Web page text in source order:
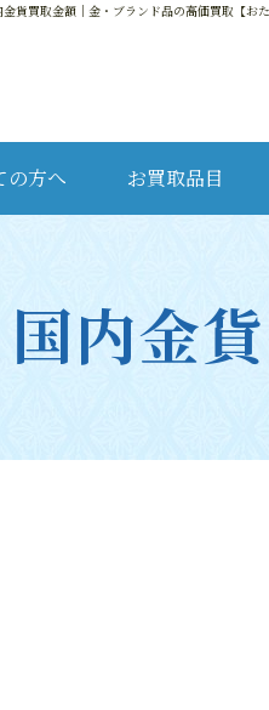
貨買取金額｜金・ブランド品の高価買取【お
の方へ お買取品目
内金貨